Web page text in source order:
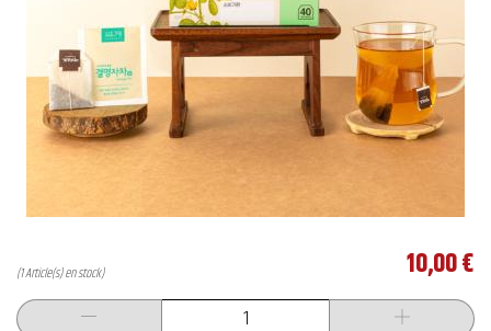
(1 Article(s) en stock) 10,00 €